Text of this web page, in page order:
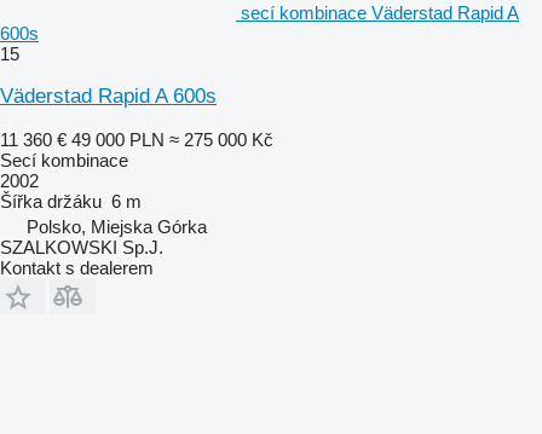
secí kombinace Väderstad Rapid A
600s
15
Väderstad Rapid A 600s
11 360 € 49 000 PLN ≈ 275 000 Kč
Secí kombinace
2002
Šířka držáku 6 m
Polsko, Miejska Górka
SZALKOWSKI Sp.J.
Kontakt s dealerem